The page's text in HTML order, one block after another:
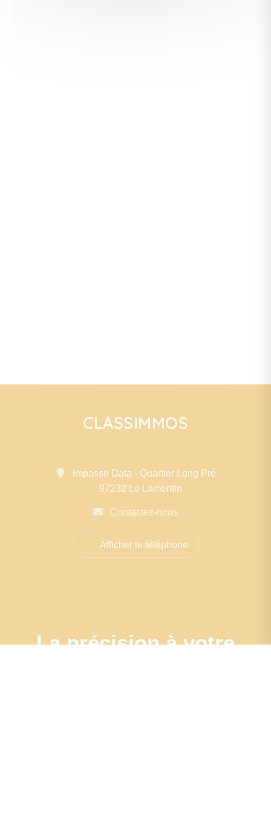
CLASSIMMOS
Impasse Data - Quartier Long Pré
97232 Le Lamentin
Contactez-nous
Afficher le téléphone
La précision à votre